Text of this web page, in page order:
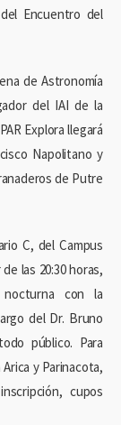
Encuentro del
de Astronomía
del IAI de la
Explora llegará
Napolitano y
de Putre
C, del Campus
las 20:30 horas,
nocturna con la
del Dr. Bruno
público. Para
y Parinacota,
cupos